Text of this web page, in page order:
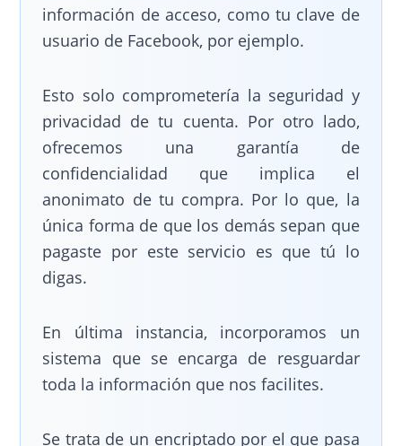
información de acceso, como tu clave de
usuario de Facebook, por ejemplo.
Esto solo comprometería la seguridad y
privacidad de tu cuenta. Por otro lado,
ofrecemos una garantía de
confidencialidad que implica el
anonimato de tu compra. Por lo que, la
única forma de que los demás sepan que
pagaste por este servicio es que tú lo
digas.
En última instancia, incorporamos un
sistema que se encarga de resguardar
toda la información que nos facilites.
Se trata de un encriptado por el que pasa